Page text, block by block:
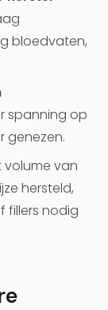
bloedvaten,
spanning op
genezen.
van
hersteld,
fillers nodig